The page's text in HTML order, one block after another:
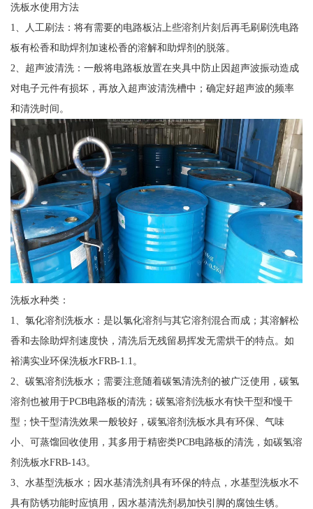
洗板水使用方法
1、人工刷法：将有需要的电路板沾上些溶剂片刻后再毛刷刷洗电路
板有松香和助焊剂加速松香的溶解和助焊剂的脱落。
2、超声波清洗：一般将电路板放置在夹具中防止因超声波振动造成
对电子元件有损坏，再放入超声波清洗槽中；确定好超声波的频率
和清洗时间。
洗板水种类：
1、氯化溶剂洗板水：是以氯化溶剂与其它溶剂混合而成；其溶解松
香和去除助焊剂速度快，清洗后无残留易挥发无需烘干的特点。如
裕满实业环保洗板水FRB-1.1。
2、碳氢溶剂洗板水；需要注意随着碳氢清洗剂的被广泛使用，碳氢
溶剂也被用于PCB电路板的清洗；碳氢溶剂洗板水有快干型和慢干
型；快干型清洗效果一般较好，碳氢溶剂洗板水具有环保、气味
小、可蒸馏回收使用，其多用于精密类PCB电路板的清洗，如碳氢溶
剂洗板水FRB-143。
3、水基型洗板水；因水基清洗剂具有环保的特点，水基型洗板水不
具有防锈功能时应慎用，因水基清洗剂易加快引脚的腐蚀生锈。